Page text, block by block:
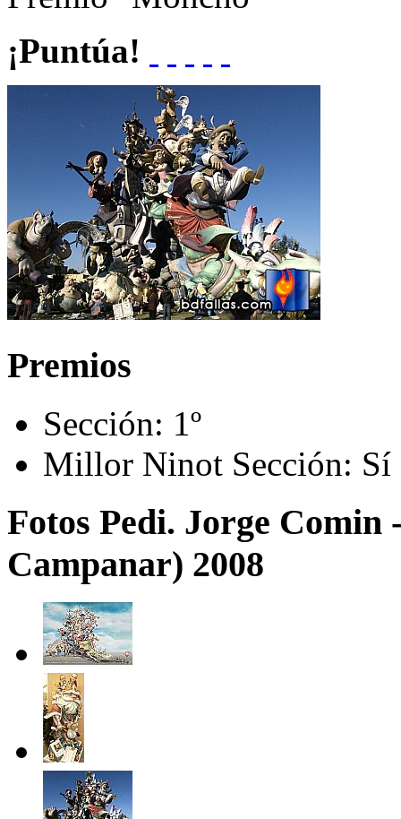
¡Puntúa!
Premios
Sección: 1º
Millor Ninot Sección: Sí
Fotos Pedi. Jorge Comin
Campanar) 2008